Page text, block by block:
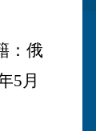
俄
5月